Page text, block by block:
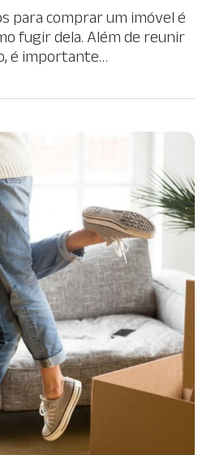
para comprar um imóvel é
fugir dela. Além de reunir
é importante…